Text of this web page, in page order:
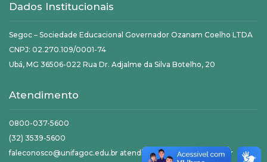
Dados Institucionais
Segoc – Sociedade Educacional Governador Ozanam Coelho LTDA
CNPJ: 02.270.109/0001-74
Ubá, MG 36506-022 Rua Dr. Adjalme da Silva Botelho, 20
Atendimento
0800-037-5600
(32) 3539-5600
faleconosco@unifagoc.edu.br atendimento@unifagoc.edu.br